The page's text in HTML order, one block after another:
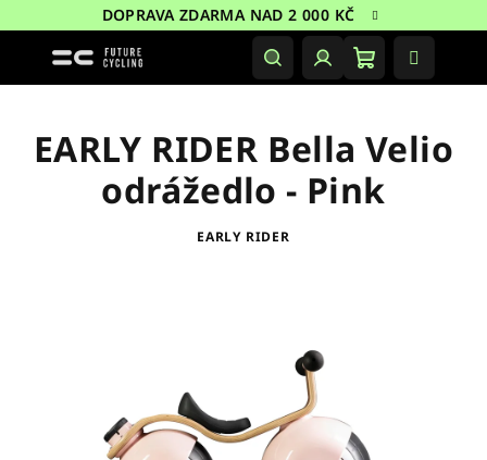
na
DOPRAVA ZDARMA NAD 2 000 KČ
HledatPřihlášeníNákupní
EARLY RIDER Bella Velio
odrážedlo - Pink
EARLY RIDER